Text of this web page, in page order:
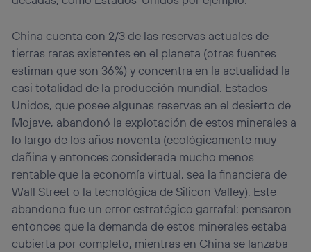
China cuenta con 2/3 de las reservas actuales de
tierras raras existentes en el planeta (otras fuentes
estiman que son 36%) y concentra en la actualidad la
casi totalidad de la producción mundial. Estados-
Unidos, que posee algunas reservas en el desierto de
Mojave, abandonó la explotación de estos minerales a
lo largo de los años noventa (ecológicamente muy
dañina y entonces considerada mucho menos
rentable que la economía virtual, sea la financiera de
Wall Street o la tecnológica de Silicon Valley). Este
abandono fue un error estratégico garrafal: pensaron
entonces que la demanda de estos minerales estaba
cubierta por completo, mientras en China se lanzaba